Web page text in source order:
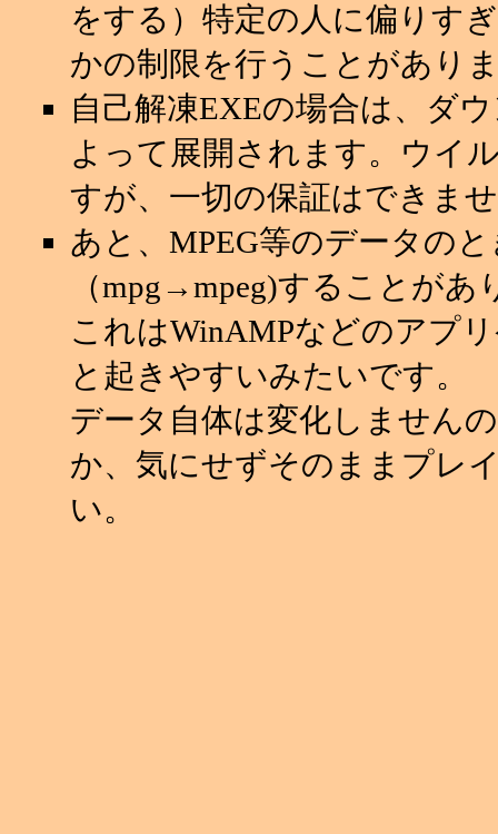
をする）特定の人に偏りす
かの制限を行うことがあり
自己解凍EXEの場合は、ダ
よって展開されます。ウイ
すが、一切の保証はできま
あと、MPEG等のデータの
（mpg→mpeg)することがあ
これはWinAMPなどのアプ
と起きやすいみたいです。
データ自体は変化しません
か、気にせずそのままプレ
い。